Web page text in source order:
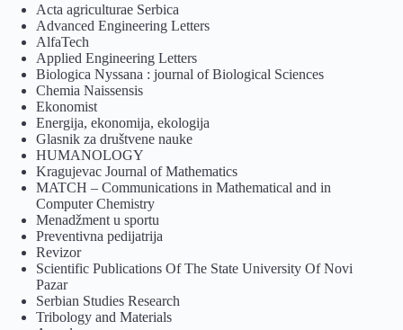
Acta agriculturae Serbica
Advanced Engineering Letters
AlfaTech
Applied Engineering Letters
Biologica Nyssana : journal of Biological Sciences
Chemia Naissensis
Ekonomist
Energija, ekonomija, ekologija
Glasnik za društvene nauke
HUMANOLOGY
Kragujevac Journal of Mathematics
MATCH – Communications in Mathematical and in
Computer Chemistry
Menadžment u sportu
Preventivna pedijatrija
Revizor
Scientific Publications Of The State University Of Novi
Pazar
Serbian Studies Research
Tribology and Materials